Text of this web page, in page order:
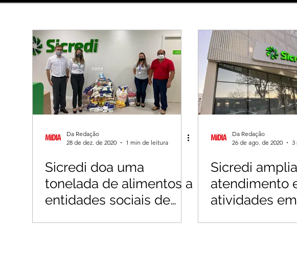
Da Redação
28 de dez. de 2020
1 min de leitura
Sicredi doa uma
tonelada de alimentos a
entidades sociais de
Da Redação
26 de ago. de 2020
3
Sicredi
atendimento
atividades